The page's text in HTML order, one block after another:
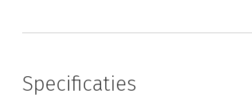
Specificaties